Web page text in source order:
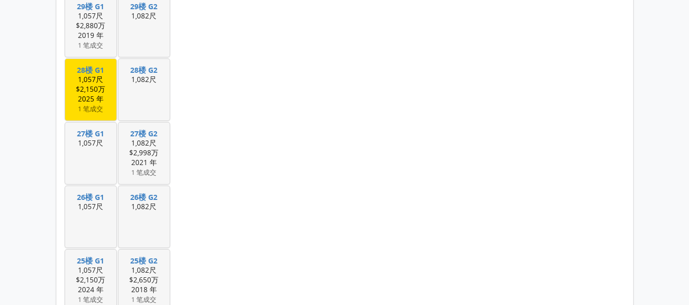
29楼 G1
1,057尺
$2,880万
2019 年
1 笔成交
29楼 G2
1,082尺
28楼 G1
1,057尺
$2,150万
2025 年
1 笔成交
28楼 G2
1,082尺
27楼 G1
1,057尺
27楼 G2
1,082尺
$2,998万
2021 年
1 笔成交
26楼 G1
1,057尺
26楼 G2
1,082尺
25楼 G1
1,057尺
$2,150万
2024 年
1 笔成交
25楼 G2
1,082尺
$2,650万
2018 年
1 笔成交